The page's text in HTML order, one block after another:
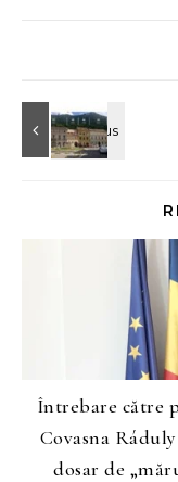
Întrebare către
Covasna
dosar de